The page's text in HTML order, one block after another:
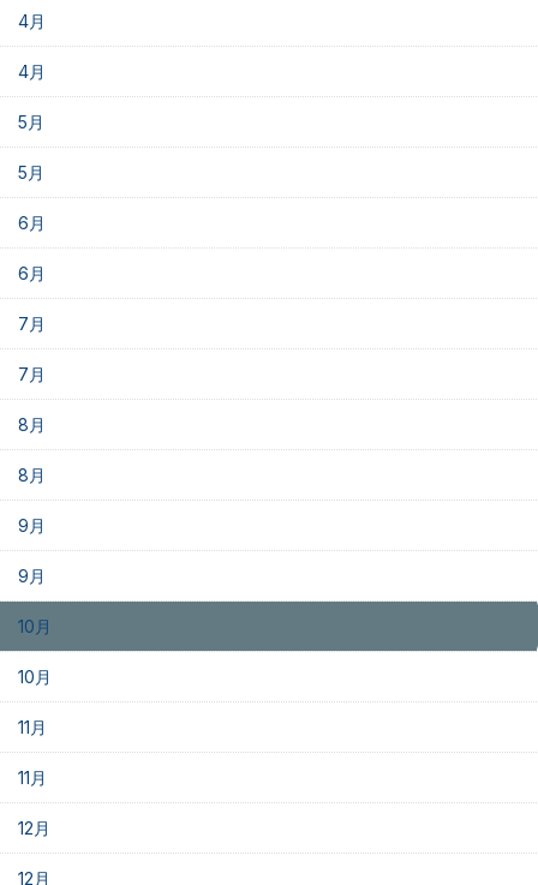
4月
4月
5月
5月
6月
6月
7月
7月
8月
8月
9月
9月
10月
10月
11月
11月
12月
12月